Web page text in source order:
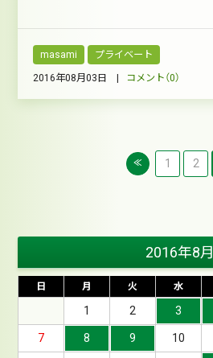
masami プライベート
2016年08月03日 | コメント（0）
≪ 1 2
2016年8月
日 月 火 水
1 2 3
7 8 9 10